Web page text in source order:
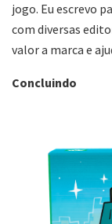
jogo. Eu escrevo
com diversas
valor a marca e
Concluindo